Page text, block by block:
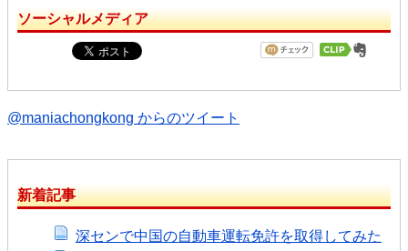
ソーシャルメディア
@maniachongkong からのツイート
新着記事
深センで中国の自動車運転免許を取得してみた